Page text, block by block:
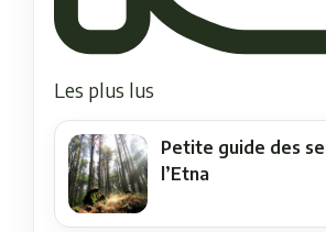
Les plus lus
Petite guide des
l’Etna